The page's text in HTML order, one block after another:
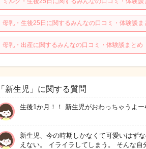
母乳・生後25日に関するみんなの口コミ・体験談ま
母乳・出産に関するみんなの口コミ・体験談まとめ
「新生児」に関する質問
生後1か月！！ 新生児がおわっちゃうよ
新生児、今の時期しかなくて可愛いはず
えない。 イライラしてしまう。 そんな